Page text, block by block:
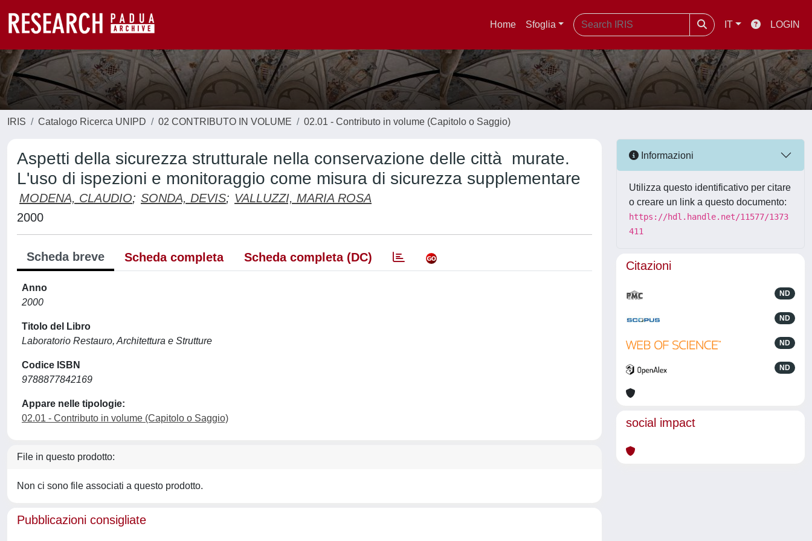
Home Sfoglia IT LOGIN
IRIS Catalogo Ricerca UNIPD 02 CONTRIBUTO IN VOLUME 02.01 - Contributo in volume (Capitolo o Saggio)
Aspetti della sicurezza strutturale nella conservazione delle città murate.
L'uso di ispezioni e monitoraggio come misura di sicurezza supplementare
MODENA, CLAUDIO; SONDA, DEVIS; VALLUZZI, MARIA ROSA
2000
Scheda breve Scheda completa Scheda completa (DC)
Anno
2000
Titolo del Libro
Laboratorio Restauro, Architettura e Strutture
Codice ISBN
9788877842169
Appare nelle tipologie:
02.01 - Contributo in volume (Capitolo o Saggio)
File in questo prodotto:
Non ci sono file associati a questo prodotto.
Pubblicazioni consigliate
Informazioni
Utilizza questo identificativo per citare
o creare un link a questo documento:
https://hdl.handle.net/11577/1373
411
Citazioni
ND
ND
ND
ND
social impact